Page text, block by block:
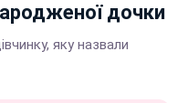
дочки
яку назвали